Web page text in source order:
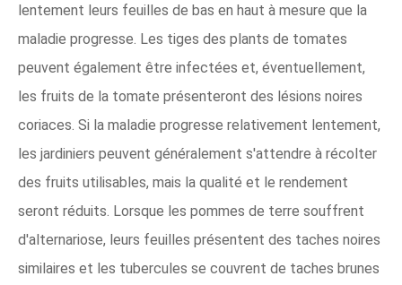
lentement leurs feuilles de bas en haut à mesure que la
maladie progresse. Les tiges des plants de tomates
peuvent également être infectées et, éventuellement,
les fruits de la tomate présenteront des lésions noires
coriaces. Si la maladie progresse relativement lentement,
les jardiniers peuvent généralement s'attendre à récolter
des fruits utilisables, mais la qualité et le rendement
seront réduits. Lorsque les pommes de terre souffrent
d'alternariose, leurs feuilles présentent des taches noires
similaires et les tubercules se couvrent de taches brunes